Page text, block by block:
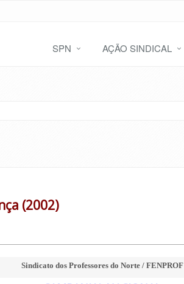
SPN AÇÃO SINDICAL
(2002)
Sindicato dos Professores do Norte / FENPROF